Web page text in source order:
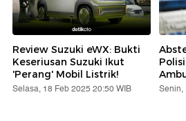
Review Suzuki eWX: Bukti
Keseriusan Suzuki Ikut
'Perang' Mobil Listrik!
Selasa, 18 Feb 2025 20:50 WIB Senin,